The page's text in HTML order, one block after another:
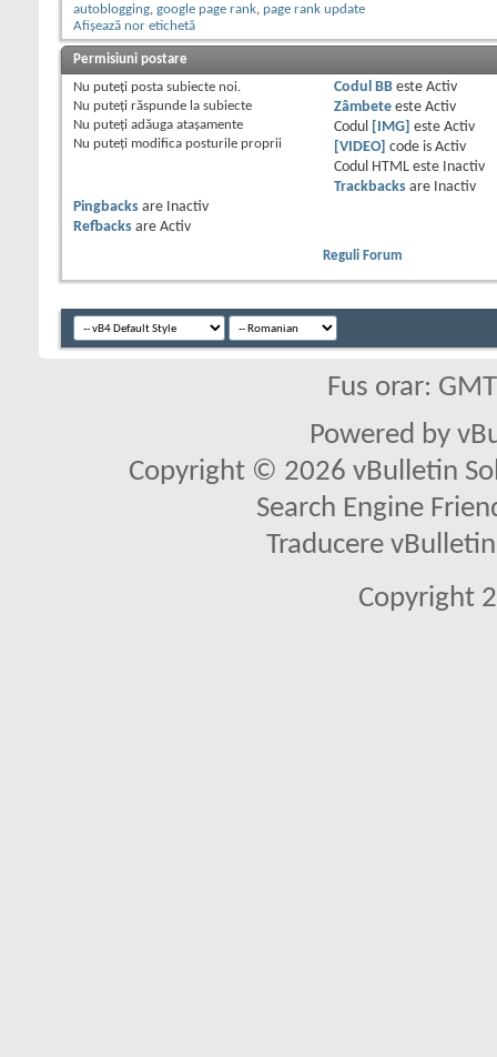
autoblogging, google page rank, page rank update
Afișează nor etichetă
Permisiuni postare
Nu puteţi posta subiecte noi.
Nu puteţi răspunde la subiecte
Nu puteţi adăuga ataşamente
Nu puteţi modifica posturile proprii
Codul BBeste Activ
Zâmbeteeste Activ
Codul
[IMG] este Activ
[VIDEO] code is Activ
Codul HTML este
Inactiv
Trackbacksare
Inactiv
Pingbacks are
Inactiv
Refbacks are Activ
Reguli Forum
Fus orar:
Powered by
Copyright © 2026 vBulletin
Search Engine
Traducere
Copyright